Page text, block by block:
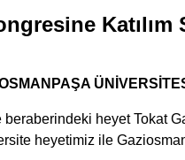
Katılım
beraberindeki heyet
heyetimiz ile